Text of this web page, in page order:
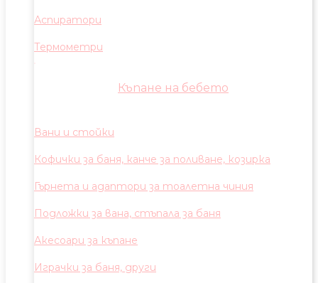
Аспиратори
Термометри
Къпане на бебето
Вани и стойки
Кофички за баня, канче за поливане, козирка
Гърнета и адаптори за тоалетна чиния
Подложки за вана, стъпала за баня
Акесоари за къпане
Играчки за баня, други